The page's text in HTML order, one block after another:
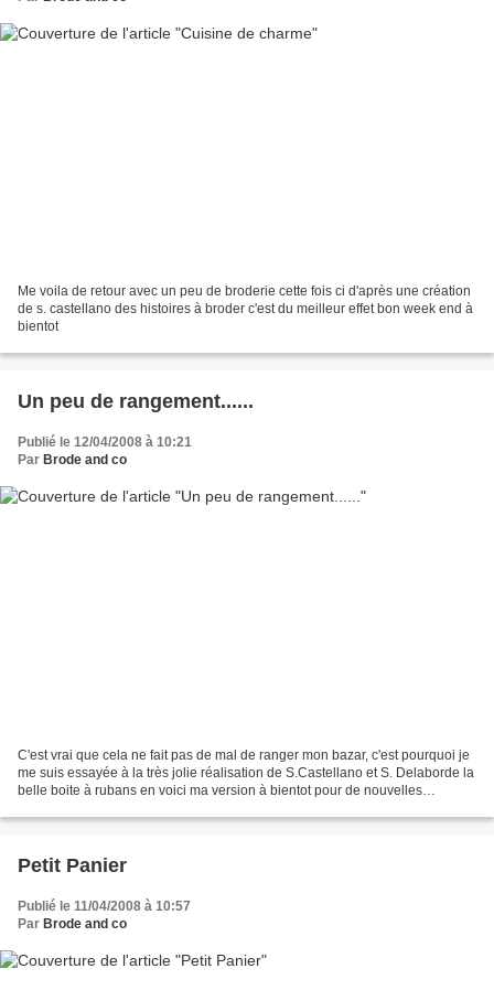
Me voila de retour avec un peu de broderie cette fois ci d'après une création
de s. castellano des histoires à broder c'est du meilleur effet bon week end à
bientot
Un peu de rangement......
Publié le 12/04/2008 à 10:21
Par Brode and co
C'est vrai que cela ne fait pas de mal de ranger mon bazar, c'est pourquoi je
me suis essayée à la très jolie réalisation de S.Castellano et S. Delaborde la
belle boite à rubans en voici ma version à bientot pour de nouvelles
Petit Panier
Publié le 11/04/2008 à 10:57
Par Brode and co